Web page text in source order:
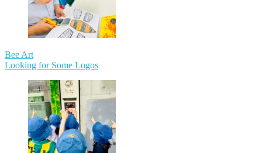
Bee Art
Looking for Some Logos